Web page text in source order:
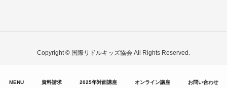
Copyright © 国際リドルキッズ協会 All Rights Reserved.
MENU 資料請求 2025年対面講座 オンライン講座 お問い合わせ